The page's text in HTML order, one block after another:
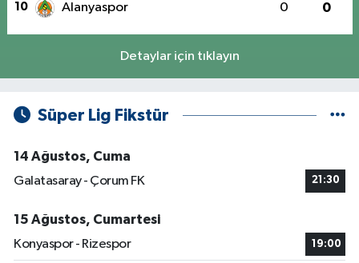
10 Alanyaspor 0 0
Detaylar için tıklayın
Süper Lig Fikstür
14 Ağustos, Cuma
Galatasaray - Çorum FK
21:30
15 Ağustos, Cumartesi
Konyaspor - Rizespor
19:00